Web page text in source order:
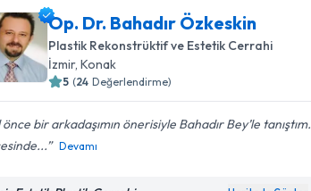
Op. Dr. Bahadır Özkeskin
Plastik Rekonstrüktif ve Estetik Cerrahi
İzmir, Konak
5 (24 Değerlendirme)
önce bir arkadaşımın önerisiyle Bahadır Bey’le tanıştım.
Devamı